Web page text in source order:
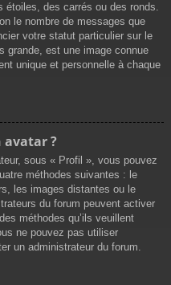
étoiles, des carrés ou des ronds.
le nombre de messages que
votre statut particulier sur le
grande, est une image connue
unique et personnelle à chaque
?
sous « Profil », vous pouvez
méthodes suivantes : le
les images distantes ou le
du forum peuvent activer
méthodes qu’ils veuillent
ne pouvez pas utiliser
un administrateur du forum.